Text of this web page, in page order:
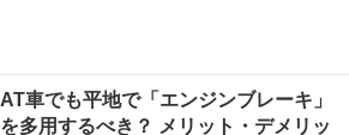
AT車でも平地で「エンジンブレーキ」
を多用するべき？ メリット・デメリッ